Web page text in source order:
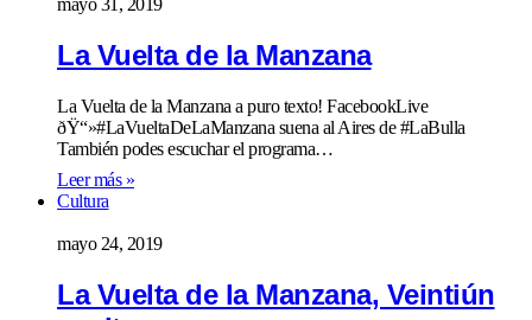
mayo 31, 2019
La Vuelta de la Manzana
La Vuelta de la Manzana a puro texto! FacebookLive
ðŸ“»#LaVueltaDeLaManzana suena al Aires de #LaBulla
También podes escuchar el programa…
Leer más »
Cultura
mayo 24, 2019
La Vuelta de la Manzana, Veintiún